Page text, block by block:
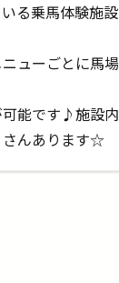
る乗馬体験施設
ューごとに馬場
可能です♪施設内
さんあります☆